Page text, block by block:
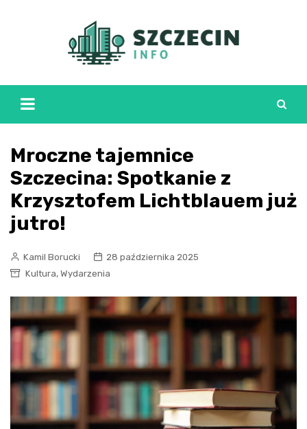
Mroczne tajemnice
Szczecina: Spotkanie z
Krzysztofem Lichtblauem już
jutro!
Kamil Borucki
28 października 2025
Kultura, Wydarzenia